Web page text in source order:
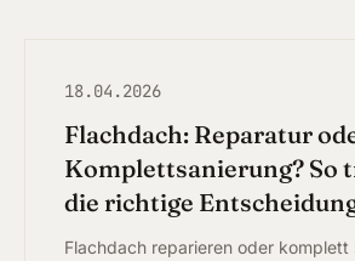
18.04.2026
Flachdach: Reparatur
Komplettsanierung? So
die richtige
Flachdach reparieren oder komplett